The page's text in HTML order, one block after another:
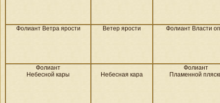
Фолиант Ветра ярости Ветер ярости Фолиант Власти
Фолиант
Небесной кары
Небесная кара
Фолиант
Пламенной